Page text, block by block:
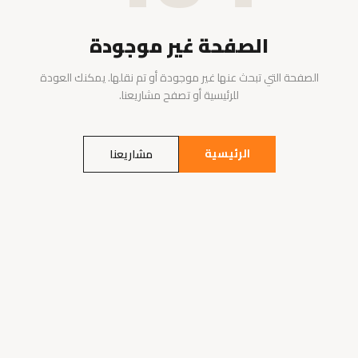
الصفحة غير موجودة
الصفحة التي تبحث عنها غير موجودة أو تم نقلها. يمكنك العودة
للرئيسية أو تصفح مشاريعنا.
الرئيسية مشاريعنا